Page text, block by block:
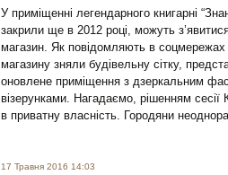
У приміщенні легендарного книгарні
закрили ще в 2012 році, можуть
магазин. Як повідомляють в
магазину зняли будівельну сітку,
оновлене приміщення з дзеркальним
візерунками. Нагадаємо, рішенням
в приватну власність. Городяни
17 Травня 2016 14:03